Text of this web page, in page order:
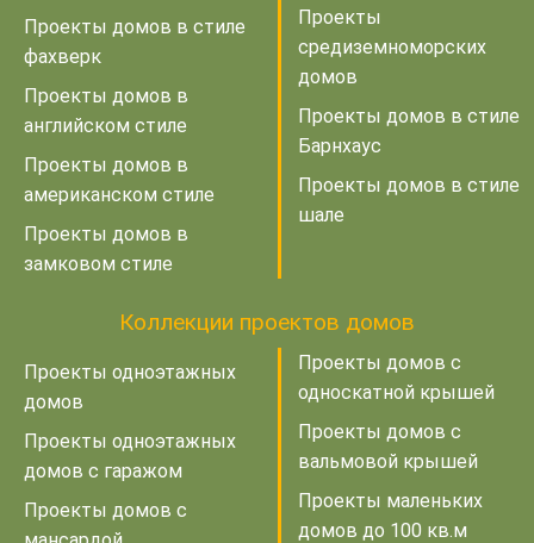
Проекты домов в стиле
фахверк
Проекты домов в
английском стиле
Проекты домов в
американском стиле
Проекты домов в
замковом стиле
Проекты
средиземноморских
домов
Проекты домов в стиле
Барнхаус
Проекты домов в стиле
шале
Коллекции проектов домов
Проекты одноэтажных
домов
Проекты одноэтажных
домов с гаражом
Проекты домов с
Проекты домов с
односкатной крышей
Проекты домов с
вальмовой крышей
Проекты маленьких
домов до 100 кв.м